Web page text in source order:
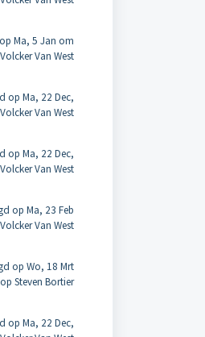
Ma, 5 Jan om
Van West
op Ma, 22 Dec,
Van West
op Ma, 22 Dec,
Van West
op Ma, 23 Feb
Van West
op Wo, 18 Mrt
Steven Bortier
op Ma, 22 Dec,